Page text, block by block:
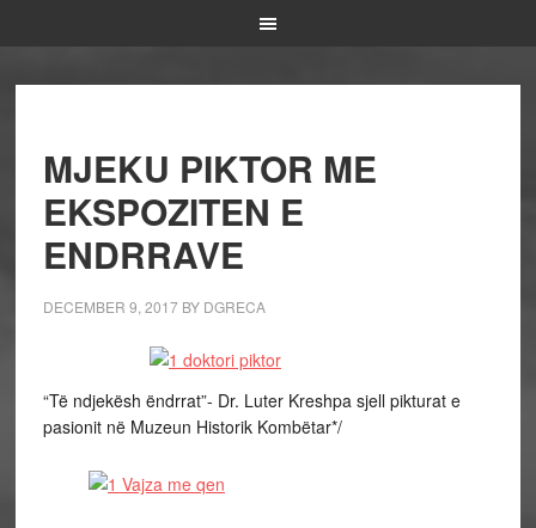
MJEKU PIKTOR ME
EKSPOZITEN E
ENDRRAVE
DECEMBER 9, 2017BY DGRECA
“Të ndjekësh ëndrrat”- Dr. Luter Kreshpa sjell pikturat e
pasionit në Muzeun Historik Kombëtar*/